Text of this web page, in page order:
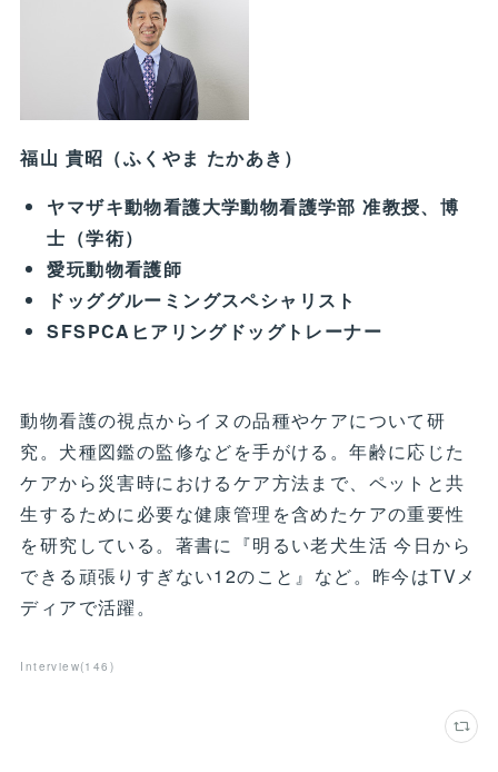
福山 貴昭（ふくやま たかあき）
ヤマザキ動物看護大学動物看護学部 准教授、博
士（学術）
愛玩動物看護師
ドッググルーミングスペシャリスト
SFSPCAヒアリングドッグトレーナー
動物看護の視点からイヌの品種やケアについて研
究。犬種図鑑の監修などを手がける。年齢に応じた
ケアから災害時におけるケア方法まで、ペットと共
生するために必要な健康管理を含めたケアの重要性
を研究している。著書に『明るい老犬生活 今日から
できる頑張りすぎない12のこと』など。昨今はTVメ
ディアで活躍。
Interview(146 )